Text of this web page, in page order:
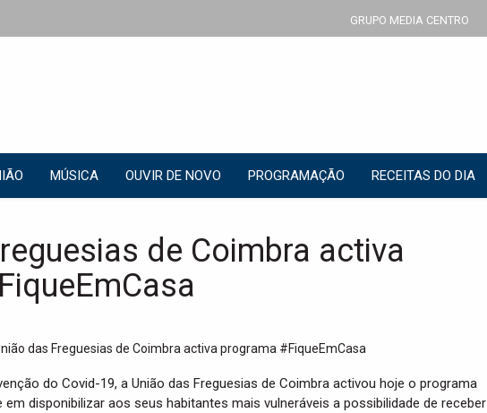
GRUPO MEDIA CENTRO
MÚSICA OUVIR DE NOVO PROGRAMAÇÃO RECEITAS DO DIA
de Coimbra activa
do Covid-19, a União das Freguesias de Coimbra activou hoje o programa
em disponibilizar aos seus habitantes mais vulneráveis a possibilidade de receber